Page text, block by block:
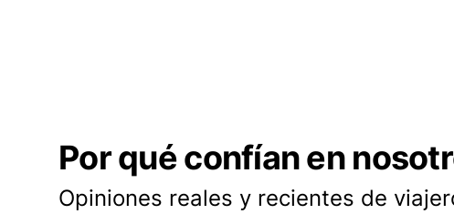
Por qué confían en
Opiniones reales y recientes de